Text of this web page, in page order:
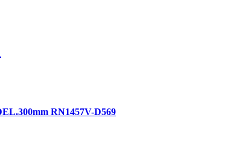
RN1457V-D569